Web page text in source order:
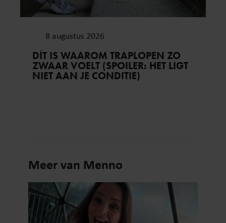
8 augustus 2026
DÍT IS WAAROM TRAPLOPEN ZO
ZWAAR VOELT (SPOILER: HET LIGT
NIET AAN JE CONDITIE)
Meer van Menno